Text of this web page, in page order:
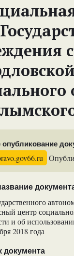
опубликование
центр
и об
2018 года
документа